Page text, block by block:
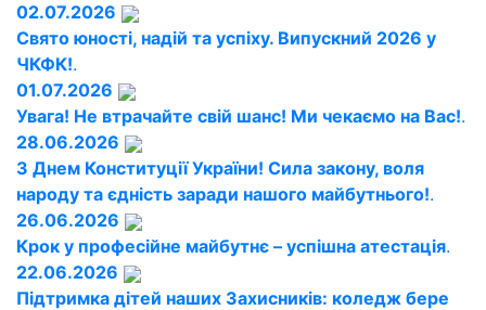
02.07.2026
Свято юності, надій та успіху. Випускний 2026 у
ЧКФК!.
01.07.2026
Увага! Не втрачайте свій шанс! Ми чекаємо на Вас!.
28.06.2026
З Днем Конституції України! Сила закону, воля
народу та єдність заради нашого майбутнього!.
26.06.2026
Крок у професійне майбутнє – успішна атестація.
22.06.2026
Підтримка дітей наших Захисників: коледж бере